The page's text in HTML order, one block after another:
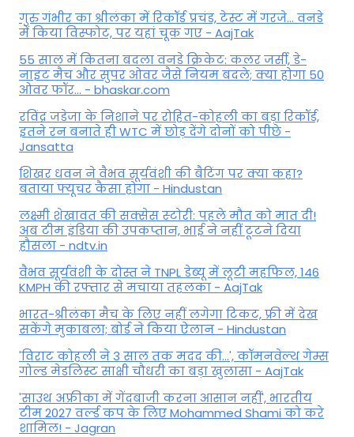
गुरु गंभीर का श्रीलंका में र‍िकॉर्ड प्रचंड, टेस्ट में गरजे... वनडे
में किया व‍िस्फोट, पर यहां चूक गए - AajTak
55 साल में कितना बदला वनडे क्रिकेट: कलर जर्सी, डे-
नाइट मैच और सुपर ओवर जैसे नियम बदले; क्या होगा 50
ओवर फॉर... - bhaskar.com
रविंद्र जडेजा के निशाने पर रोहित-कोहली का बड़ा रिकॉर्ड,
इतने रन बनाते ही WTC में छोड़ देंगे दोनों को पीछे -
Jansatta
शिखर धवन ने वैभव सूर्यवंशी की बैटिंग पर क्या कहा?
बताया फ्यूचर कैसा होगा - Hindustan
लक्ष्मी शेखावत की सक्‍सेस स्‍टोरी: पहले मौत को मात दी!
अब टीम इंडिया की उपकप्तान, भाई ने नहीं टूटने दिया
हौसला - ndtv.in
वैभव सूर्यवंशी के दोस्त ने TNPL डेब्यू में लूटी महफिल, 146
KMPH की रफ्तार से मचाया तहलका - AajTak
भारत-श्रीलंका मैच के लिए नहीं लगेगा टिकट, फ्री में देख
सकेंगे मुकाबला; बोर्ड ने किया ऐलान - Hindustan
'विराट कोहली ने 3 साल तक मदद की...', कॉमनवेल्थ गेम्स
गोल्ड मेडलिस्ट साक्षी चौधरी का बड़ा खुलासा - AajTak
'साउथ अफ्रीका में गेंदबाजी करना आसान नहीं', भारतीय
टीम 2027 वर्ल्‍ड कप के लिए Mohammed Shami को करे
शामिल! - Jagran